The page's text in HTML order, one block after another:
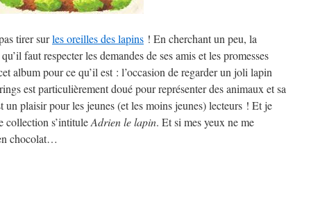
tirer surles oreilles des lapins ! En cherchant un peu, la
faut respecter les demandes de ses amis et les promesses
album pour ce qu’il est : l’occasion de regarder un joli lapin
est particulièrement doué pour représenter des animaux et sa
un plaisir pour les jeunes (et les moins jeunes) lecteurs ! Et je
collection s’intituleAdrien le lapin. Et si mes yeux ne me
chocolat…